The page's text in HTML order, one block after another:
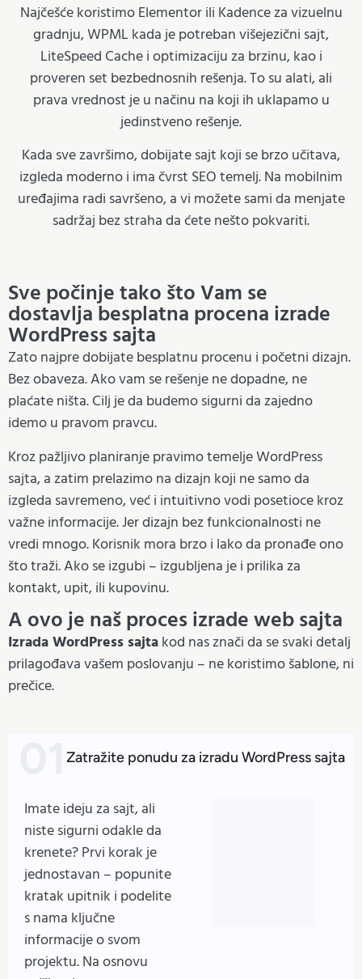
Najčešće koristimo Elementor ili Kadence za vizuelnu
gradnju, WPML kada je potreban višejezični sajt,
LiteSpeed Cache i optimizaciju za brzinu, kao i
proveren set bezbednosnih rešenja. To su alati, ali
prava vrednost je u načinu na koji ih uklapamo u
jedinstveno rešenje.
Kada sve završimo, dobijate sajt koji se brzo učitava,
izgleda moderno i ima čvrst SEO temelj. Na mobilnim
uređajima radi savršeno, a vi možete sami da menjate
sadržaj bez straha da ćete nešto pokvariti.
Sve počinje tako što Vam se
dostavlja besplatna procena izrade
WordPress sajta
Zato najpre dobijate besplatnu procenu i početni dizajn.
Bez obaveza. Ako vam se rešenje ne dopadne, ne
plaćate ništa. Cilj je da budemo sigurni da zajedno
idemo u pravom pravcu.
Kroz pažljivo planiranje pravimo temelje WordPress
sajta, a zatim prelazimo na dizajn koji ne samo da
izgleda savremeno, već i intuitivno vodi posetioce kroz
važne informacije. Jer dizajn bez funkcionalnosti ne
vredi mnogo. Korisnik mora brzo i lako da pronađe ono
što traži. Ako se izgubi – izgubljena je i prilika za
kontakt, upit, ili kupovinu.
A ovo je naš proces izrade web sajta
Izrada WordPress sajtakod nas znači da se svaki detalj
prilagođava vašem poslovanju – ne koristimo šablone, ni
prečice.
Zatražite ponudu za izradu WordPress sajta
Imate ideju za sajt, ali
niste sigurni odakle da
krenete? Prvi korak je
jednostavan – popunite
kratak upitnik i podelite
s nama ključne
informacije o svom
projektu. Na osnovu